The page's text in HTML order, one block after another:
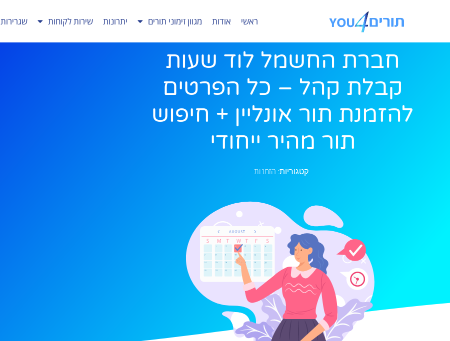
ראשי אודות מגוון זימוני תורים יתרונות שירות לקוחות שגרירות
חברת החשמל לוד שעות
קבלת קהל – כל הפרטים
להזמנת תור אונליין + חיפוש
תור מהיר ייחודי
קטגוריות: הזמנות